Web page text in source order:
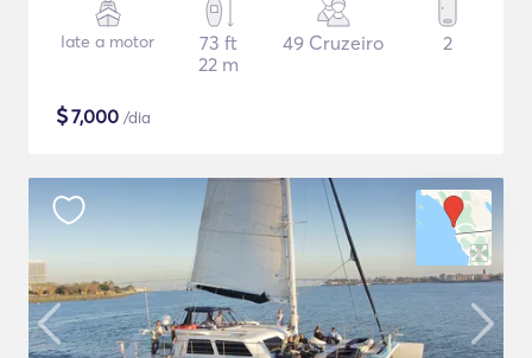
Iate a motor
73 ft
22 m
49 Cruzeiro 2
$7,000 /dia